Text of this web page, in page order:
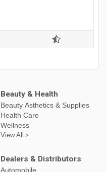
Beauty & Health
Beauty Asthetics & Supplies
Health Care
Wellness
View All >
Dealers & Distributors
Automobile